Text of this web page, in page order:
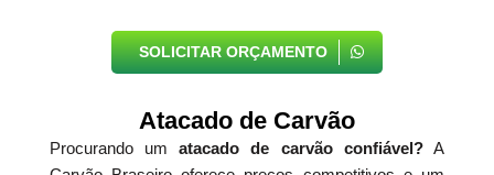
SOLICITAR ORÇAMENTO
Atacado de Carvão
Procurando umatacado de carvão confiável?A